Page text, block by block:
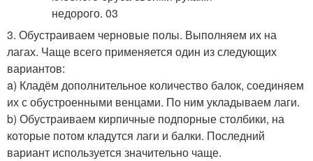
3. Обустраиваем черновые полы. Выполняем их на
лагах. Чаще всего применяется один из следующих
вариантов:
a) Кладём дополнительное количество балок, соединяем
их с обустроенными венцами. По ним укладываем лаги.
b) Обустраиваем кирпичные подпорные столбики, на
которые потом кладутся лаги и балки. Последний
вариант используется значительно чаще.